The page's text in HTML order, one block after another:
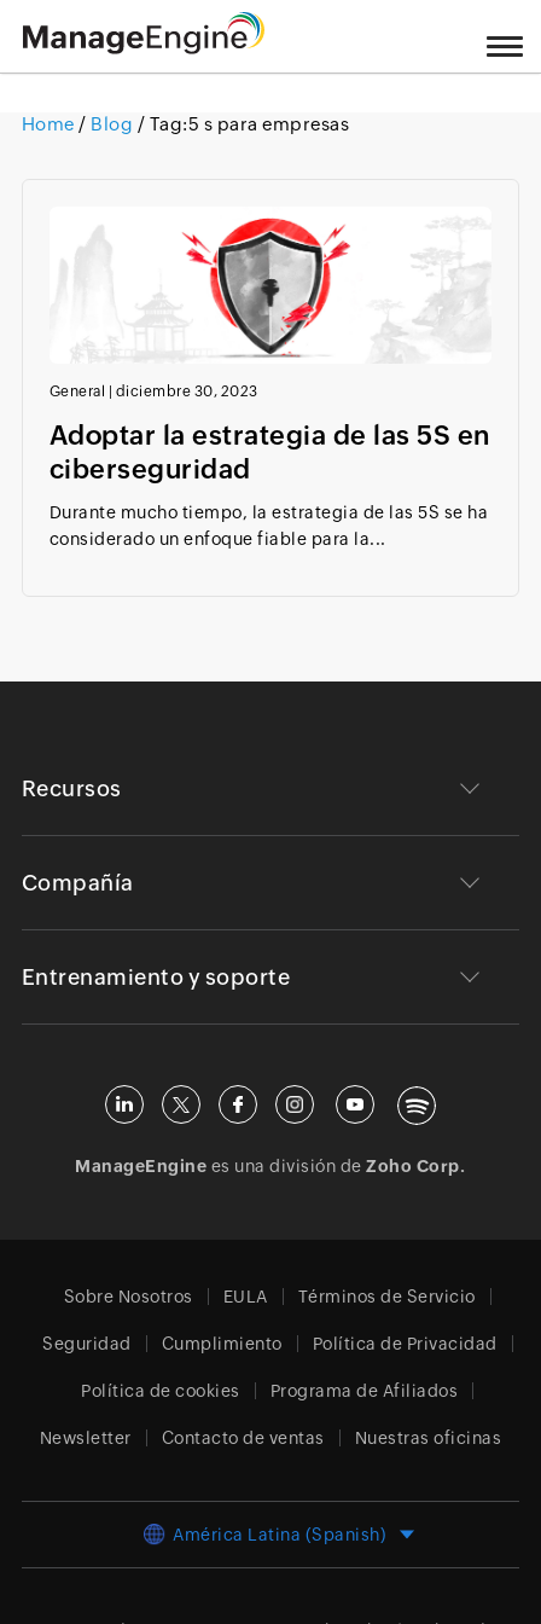
Home / Blog / Tag:5 s para empresas
General diciembre 30, 2023
Adoptar la estrategia de las 5S en
ciberseguridad
Durante mucho tiempo, la estrategia de las 5S se ha
considerado un enfoque fiable para la...
Recursos
Compañía
Entrenamiento y soporte
ManageEngine es una división deZoho Corp.
Sobre Nosotros EULA Términos de Servicio
Seguridad Cumplimiento Política de Privacidad
Política de cookies Programa de Afiliados
Newsletter Contacto de ventas Nuestras oficinas
América Latina (Spanish)